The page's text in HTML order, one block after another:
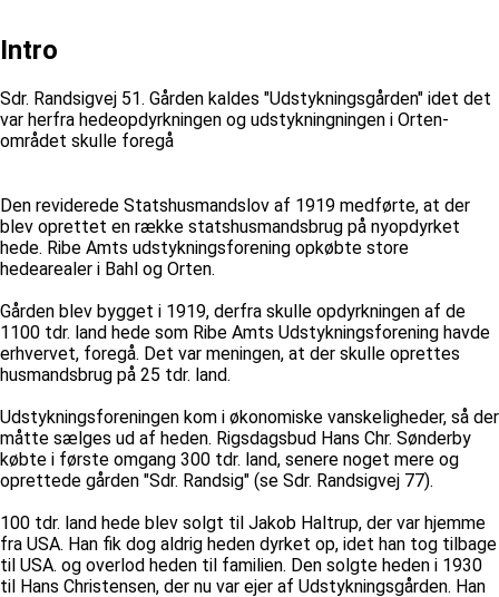
Intro
Sdr. Randsigvej 51. Gården kaldes "Udstykningsgården" idet det
var herfra hedeopdyrkningen og udstykningningen i Orten-
området skulle foregå
Den reviderede Statshusmandslov af 1919 medførte, at der
blev oprettet en række statshusmandsbrug på nyopdyrket
hede. Ribe Amts udstykningsforening opkøbte store
hedearealer i Bahl og Orten.
Gården blev bygget i 1919, derfra skulle opdyrkningen af de
1100 tdr. land hede som Ribe Amts Udstykningsforening havde
erhvervet, foregå. Det var meningen, at der skulle oprettes
husmandsbrug på 25 tdr. land.
Udstykningsforeningen kom i økonomiske vanskeligheder, så der
måtte sælges ud af heden. Rigsdagsbud Hans Chr. Sønderby
købte i første omgang 300 tdr. land, senere noget mere og
oprettede gården "Sdr. Randsig" (se Sdr. Randsigvej 77).
100 tdr. land hede blev solgt til Jakob Haltrup, der var hjemme
fra USA. Han fik dog aldrig heden dyrket op, idet han tog tilbage
til USA. og overlod heden til familien. Den solgte heden i 1930
til Hans Christensen, der nu var ejer af Udstykningsgården. Han